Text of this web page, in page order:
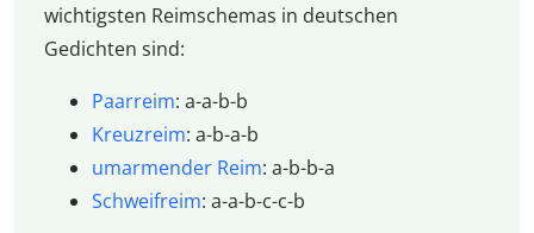
wichtigsten Reimschemas in deutschen
Gedichten sind:
Paarreim: a-a-b-b
Kreuzreim: a-b-a-b
umarmender Reim: a-b-b-a
Schweifreim: a-a-b-c-c-b